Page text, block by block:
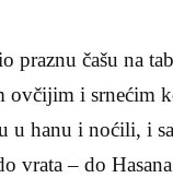
praznu čašu na
ovčijim i srnećim
u hanu i noćili, i
vrata – do